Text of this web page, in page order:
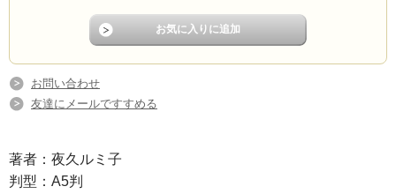
お問い合わせ
友達にメールですすめる
著者：夜久ルミ子
判型：A5判